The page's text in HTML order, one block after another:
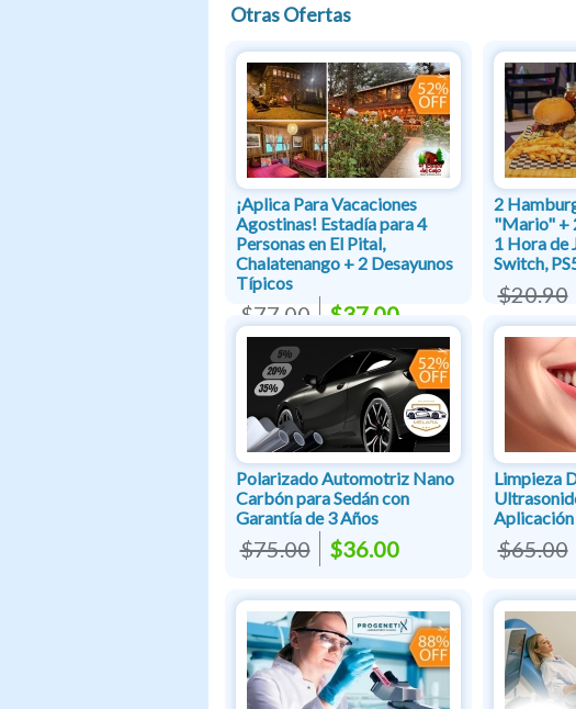
Otras Ofertas
¡Aplica Para Vacaciones
Agostinas! Estadía para 4
Personas en El Pital,
Chalatenango + 2 Desayunos
Típicos
$77.00 $37.00
2
"Mario" +
1 Hora de
Switch,
$20.90
Polarizado Automotriz Nano
Carbón para Sedán con
Garantía de 3 Años
$75.00 $36.00
Limpieza
Aplicación
$65.00